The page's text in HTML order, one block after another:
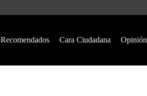
Recomendados Cara Ciudadana Opinión